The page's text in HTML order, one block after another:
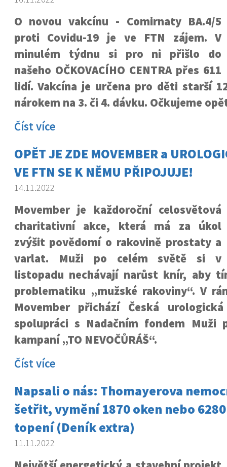
O novou vakcínu - Comirnaty BA.4/5
proti Covidu-19 je ve FTN zájem. V
minulém týdnu si pro ni přišlo do
našeho OČKOVACÍHO CENTRA přes 611
lidí. Vakcína je určena pro děti starší
nárokem na 3. či 4. dávku. Očkujeme
Číst více
OPĚT JE ZDE MOVEMBER a
VE FTN SE K NĚMU PŘIPOJUJE!
14.11.2022
Movember je každoroční celosvětová
charitativní akce, která má za úkol
zvýšit povědomí o rakovině prostaty a
varlat. Muži po celém světě si v
listopadu nechávají narůst knír, aby
problematiku „mužské rakoviny“. V
Movember přichází Česká
spolupráci s Nadačním fondem Muži
kampaní „TO NEVOČŮRÁŠ“.
Číst více
Napsali o nás: Thomayerova
šetřit, vymění 1870 oken nebo
topení (Deník extra)
11.11.2022